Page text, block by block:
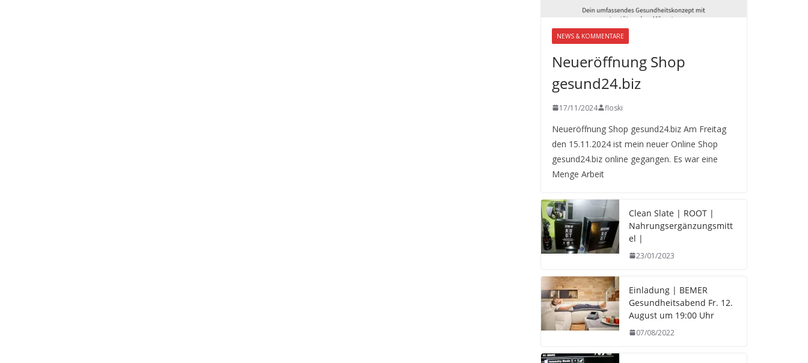
NEWS & KOMMENTARE
Neueröffnung Shop
gesund24.biz
17/11/2024 floski
Neueröffnung Shop gesund24.biz Am Freitag
den 15.11.2024 ist mein neuer Online Shop
gesund24.biz online gegangen. Es war eine
Menge Arbeit
Clean Slate | ROOT |
Nahrungsergänzungsmitt
el |
23/01/2023
Einladung | BEMER
Gesundheitsabend Fr. 12.
August um 19:00 Uhr
07/08/2022